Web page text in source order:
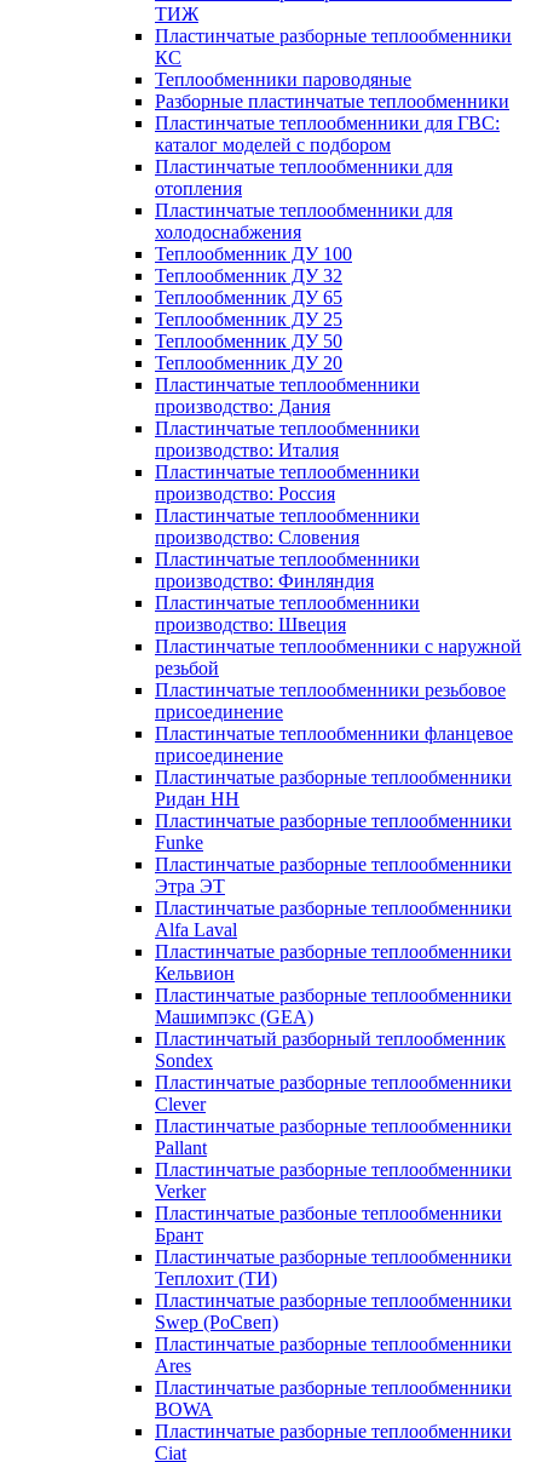
ТИЖ
Пластинчатые разборные теплообменники
КC
Теплообменники пароводяные
Разборные пластинчатые теплообменники
Пластинчатые теплообменники для ГВС:
каталог моделей с подбором
Пластинчатые теплообменники для
отопления
Пластинчатые теплообменники для
холодоснабжения
Теплообменник ДУ 100
Теплообменник ДУ 32
Теплообменник ДУ 65
Теплообменник ДУ 25
Теплообменник ДУ 50
Теплообменник ДУ 20
Пластинчатые теплообменники
производство: Дания
Пластинчатые теплообменники
производство: Италия
Пластинчатые теплообменники
производство: Россия
Пластинчатые теплообменники
производство: Словения
Пластинчатые теплообменники
производство: Финляндия
Пластинчатые теплообменники
производство: Швеция
Пластинчатые теплообменники с наружной
резьбой
Пластинчатые теплообменники резьбовое
присоединение
Пластинчатые теплообменники фланцевое
присоединение
Пластинчатые разборные теплообменники
Ридан НН
Пластинчатые разборные теплообменники
Funke
Пластинчатые разборные теплообменники
Этра ЭТ
Пластинчатые разборные теплообменники
Alfa Laval
Пластинчатые разборные теплообменники
Кельвион
Пластинчатые разборные теплообменники
Машимпэкс (GEA)
Пластинчатый разборный теплообменник
Sondex
Пластинчатые разборные теплообменники
Clever
Пластинчатые разборные теплообменники
Pallant
Пластинчатые разборные теплообменники
Verker
Пластинчатые разбоные теплообменники
Брант
Пластинчатые разборные теплообменники
Теплохит (ТИ)
Пластинчатые разборные теплообменники
Swep (РоСвеп)
Пластинчатые разборные теплообменники
Ares
Пластинчатые разборные теплообменники
BOWA
Пластинчатые разборные теплообменники
Ciat